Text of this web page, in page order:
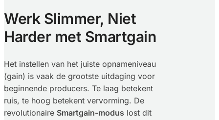
Werk Slimmer, Niet
Harder met Smartgain
Het instellen van het juiste opnameniveau
(gain) is vaak de grootste uitdaging voor
beginnende producers. Te laag betekent
ruis, te hoog betekent vervorming. De
revolutionaire Smartgain-modus lost dit